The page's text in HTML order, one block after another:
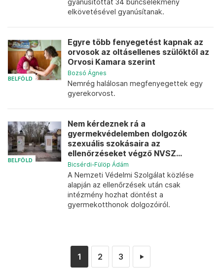
gyanúsítottat 34 bűncselekmény
elkövetésével gyanúsítanak.
BELFÖLD
Egyre több fenyegetést kapnak az
orvosok az oltásellenes szülőktől az
Orvosi Kamara szerint
Bozsó Ágnes
Nemrég halálosan megfenyegettek egy
gyerekorvost.
BELFÖLD
Nem kérdeznek rá a
gyermekvédelemben dolgozók
szexuális szokásaira az
ellenőrzéseket végző NVSZ...
Bicsérdi-Fülöp Ádám
A Nemzeti Védelmi Szolgálat közlése
alapján az ellenőrzések után csak
intézmény hozhat döntést a
gyermekotthonok dolgozóiról.
1 2 3 ►